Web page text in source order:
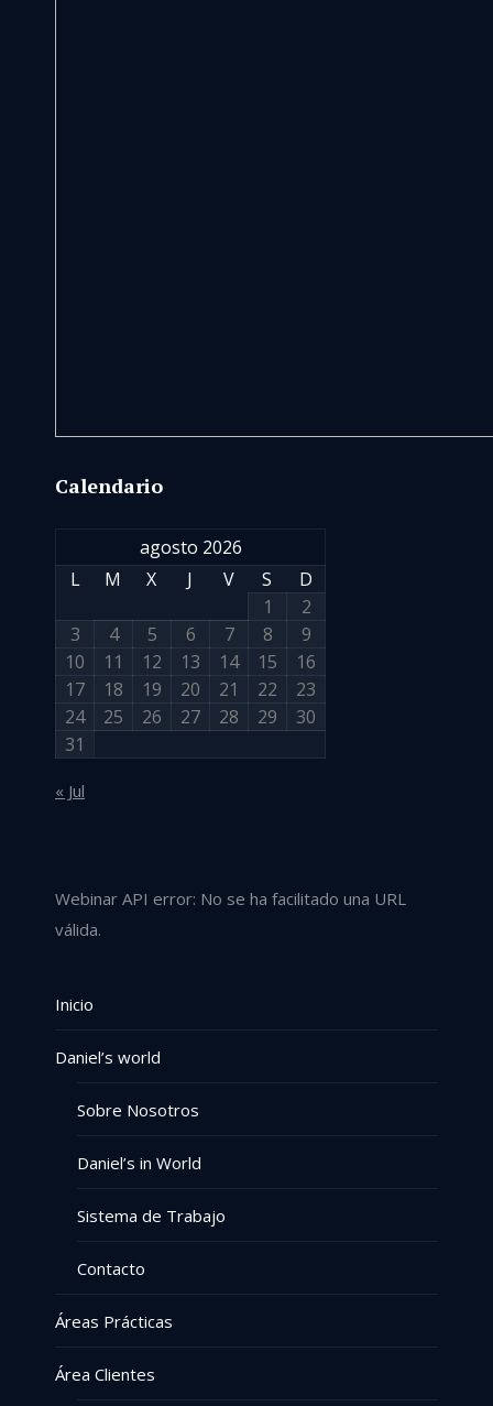
Calendario
agosto 2026
L
M X J V S
D
1
2
3
4 5 6 7 8
9
10
11 12 13 14 15
16
17
18 19 20 21 22
23
24
25 26 27 28 29
30
31
« Jul
Webinar API error: No se ha facilitado una URL
válida.
Inicio
Daniel’s world
Sobre Nosotros
Daniel’s in World
Sistema de Trabajo
Contacto
Áreas Prácticas
Área Clientes